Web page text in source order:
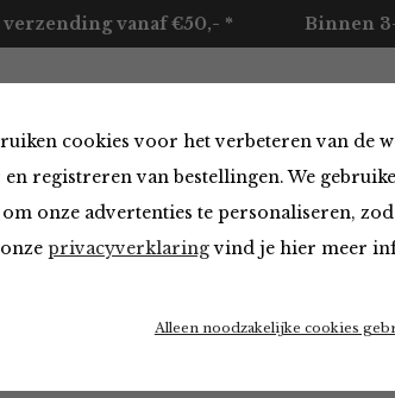
cookies voor het verbeteren van de
en registreren van bestellingen. We
onze advertenties te personaliseren,
privacyverklaringvind je hier meer
Alleen noodzakelijke cookies
verzending vanaf €50,- * Binnen
Merken Over ons
Jassen